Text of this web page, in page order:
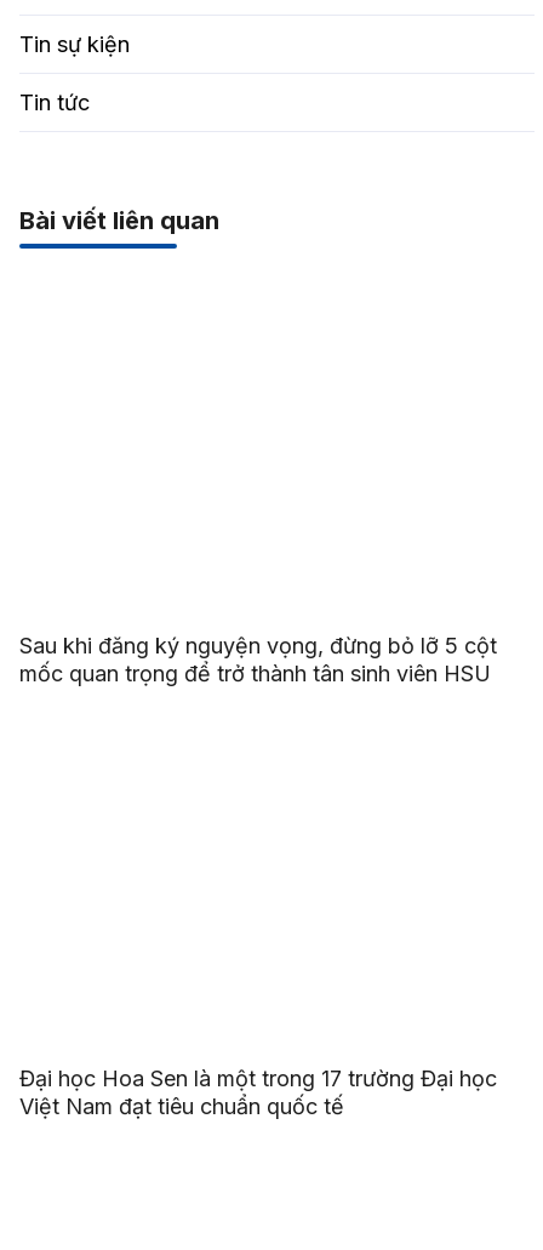
Tin sự kiện
Tin tức
Bài viết liên quan
Sau khi đăng ký nguyện vọng, đừng bỏ lỡ 5 cột
mốc quan trọng để trở thành tân sinh viên HSU
Đại học Hoa Sen là một trong 17 trường Đại học
Việt Nam đạt tiêu chuẩn quốc tế